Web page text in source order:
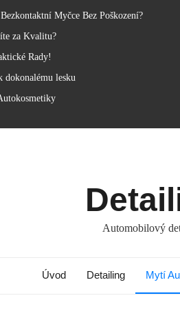
Myčce Bez Poškození?
za Kvalitu?
Rady!
dokonalému lesku
Automobilový
Úvod Detailing Mytí